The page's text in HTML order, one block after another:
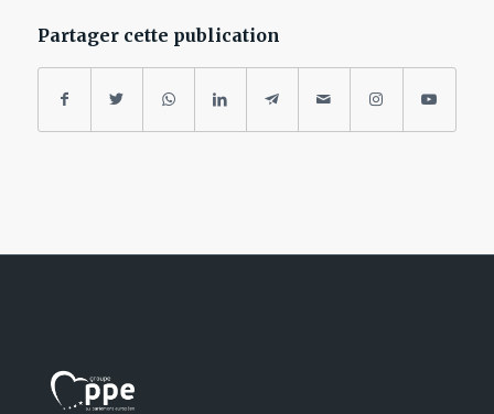
Partager cette publication